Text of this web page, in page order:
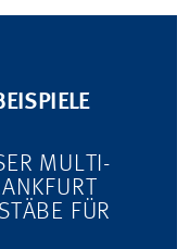
MULTI-
FÜR N